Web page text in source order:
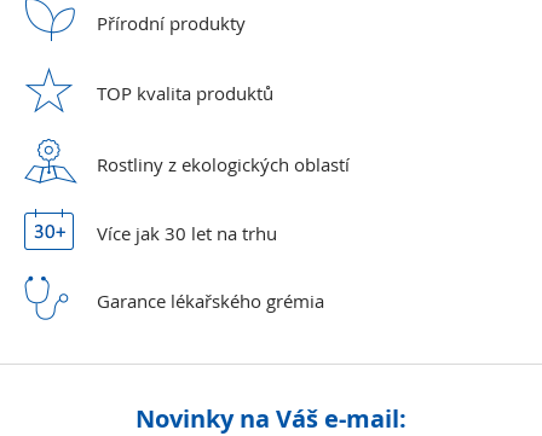
Přírodní produkty
TOP kvalita produktů
Rostliny z ekologických oblastí
Více jak 30 let na trhu
Garance lékařského grémia
Novinky na Váš e-mail: